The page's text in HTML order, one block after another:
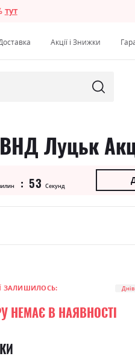
тут
Акції і Знижки
Луцьк
52 Секунд
ЗАЛИШИЛОСЬ: Днів
НЕМАЄ В НАЯВНОСТІ